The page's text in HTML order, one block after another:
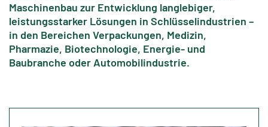
Maschinenbau zur Entwicklung langlebiger,
leistungsstarker Lösungen in Schlüsselindustrien –
in den Bereichen Verpackungen, Medizin,
Pharmazie, Biotechnologie, Energie- und
Baubranche oder Automobilindustrie.